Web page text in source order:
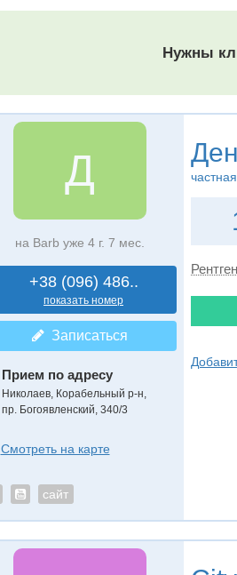
Нужны
Д
на Barb уже 4 г. 7 мес.
+38 (096) 486..
показать номер
Записаться
Прием по адресу
Николаев, Корабельный р-н,
пр. Богоявленский, 340/3
Смотреть на карте
сайт